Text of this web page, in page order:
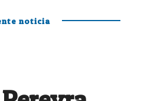
noticia